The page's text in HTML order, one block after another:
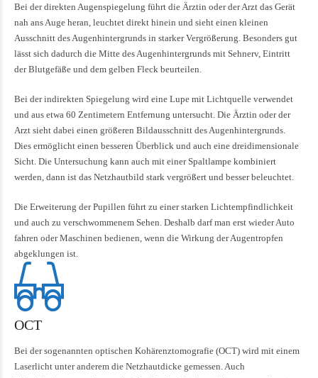
Bei der direkten Augenspiegelung führt die Ärztin oder der Arzt das Gerät
nah ans Auge heran, leuchtet direkt hinein und sieht einen kleinen
Ausschnitt des Augenhintergrunds in starker Vergrößerung. Besonders gut
lässt sich dadurch die Mitte des Augenhintergrunds mit Sehnerv, Eintritt
der Blutgefäße und dem gelben Fleck beurteilen.
Bei der indirekten Spiegelung wird eine Lupe mit Lichtquelle verwendet
und aus etwa 60 Zentimetern Entfernung untersucht. Die Ärztin oder der
Arzt sieht dabei einen größeren Bildausschnitt des Augenhintergrunds.
Dies ermöglicht einen besseren Überblick und auch eine dreidimensionale
Sicht. Die Untersuchung kann auch mit einer Spaltlampe kombiniert
werden, dann ist das Netzhautbild stark vergrößert und besser beleuchtet.
Die Erweiterung der Pupillen führt zu einer starken Lichtempfindlichkeit
und auch zu verschwommenem Sehen. Deshalb darf man erst wieder Auto
fahren oder Maschinen bedienen, wenn die Wirkung der Augentropfen
abgeklungen ist.
OCT
Bei der sogenannten optischen Kohärenztomografie (OCT) wird mit einem
Laserlicht unter anderem die Netzhautdicke gemessen. Auch